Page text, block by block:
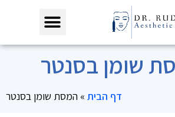
שומן בסנטר
דף הבית » המסת שומן בסנטר